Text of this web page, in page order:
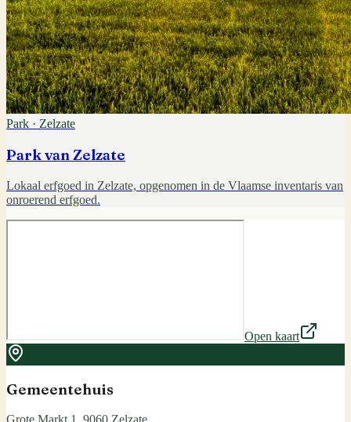
Park · Zelzate
Park van Zelzate
Lokaal erfgoed in Zelzate, opgenomen in de Vlaamse inventaris van
onroerend erfgoed.
Open kaart
Gemeentehuis